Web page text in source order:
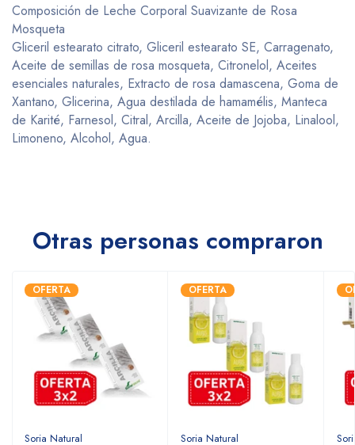
Composición de Leche Corporal Suavizante de Rosa
Mosqueta
Gliceril estearato citrato, Gliceril estearato SE, Carragenato,
Aceite de semillas de rosa mosqueta, Citronelol, Aceites
esenciales naturales, Extracto de rosa damascena, Goma de
Xantano, Glicerina, Agua destilada de hamamélis, Manteca
de Karité, Farnesol, Citral, Arcilla, Aceite de Jojoba, Linalool,
Limoneno, Alcohol, Agua.
Otras personas compraron
OFERTA
Soria Natural
OFERTA
Soria Natural